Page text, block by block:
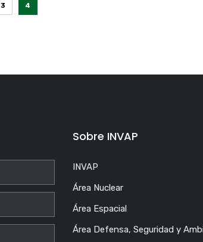
3 4
Sobre INVAP
INVAP
Área Nuclear
Área Espacial
Área Defensa, Seguridad y